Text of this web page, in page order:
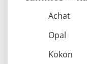
Achat
Opal
Kokon